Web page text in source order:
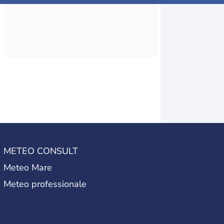
METEO CONSULT
Meteo Mare
Meteo professionale